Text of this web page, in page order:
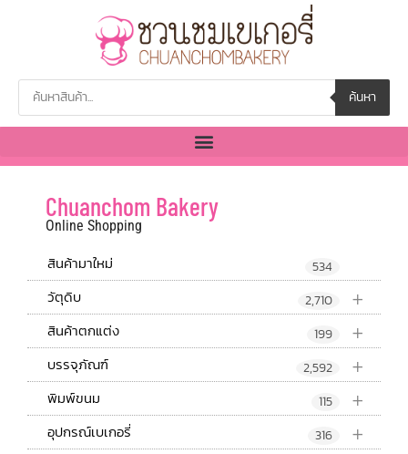
ค้นหา
Chuanchom Bakery
Online Shopping
สินค้ามาใหม่ 534
+
วัตุดิบ 2,710
+
สินค้าตกแต่ง 199
+
บรรจุภัณฑ์ 2,592
+
พิมพ์ขนม 115
+
อุปกรณ์เบเกอรี่ 316